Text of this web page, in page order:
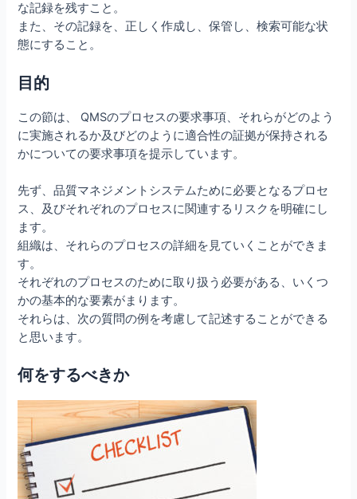
な記録を残すこと。
また、その記録を、正しく作成し、保管し、検索可能な状
態にすること。
目的
この節は、 QMSのプロセスの要求事項、それらがどのよう
に実施されるか及びどのように適合性の証拠が保持される
かについての要求事項を提示しています。
先ず、品質マネジメントシステムために必要となるプロセ
ス、及びそれぞれのプロセスに関連するリスクを明確にし
ます。
組織は、それらのプロセスの詳細を見ていくことができま
す。
それぞれのプロセスのために取り扱う必要がある、いくつ
かの基本的な要素がまります。
それらは、次の質問の例を考慮して記述することができる
と思います。
何をするべきか